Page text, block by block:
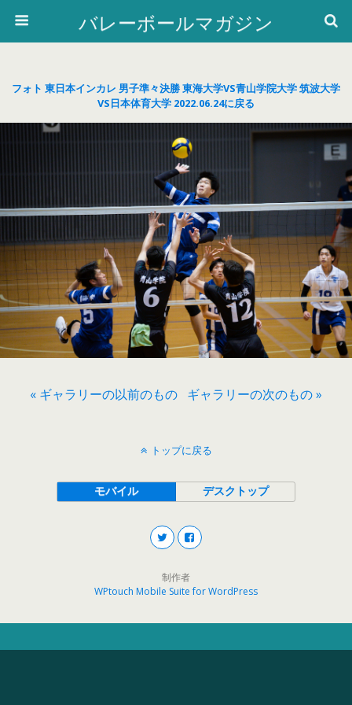
バレーボールマガジン
フォト 東日本インカレ 男子準々決勝 東海大学VS青山学院大学 筑波大学
VS日本体育大学 2022.06.24に戻る
« ギャラリーの以前のもの ギャラリーの次のもの »
トップに戻る
モバイル デスクトップ
制作者
WPtouch Mobile Suite for WordPress